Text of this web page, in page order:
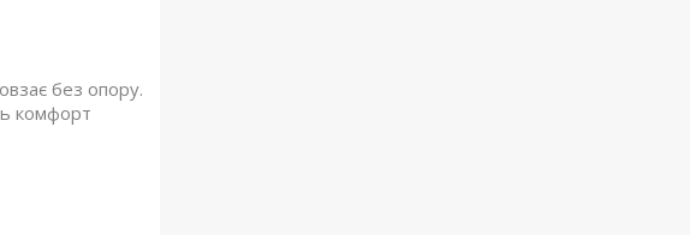
без опору.
комфорт